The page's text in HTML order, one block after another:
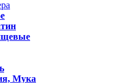
Мука